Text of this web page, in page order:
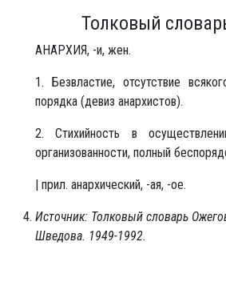
Толковый
АНА́РХИЯ, -и, жен.
1. Безвластие, отсутствие
порядка (девиз анархистов).
2. Стихийность в
организованности, полный
| прил. анархический, -ая, -ое.
Источник: Толковый словарь
Шведова. 1949-1992.